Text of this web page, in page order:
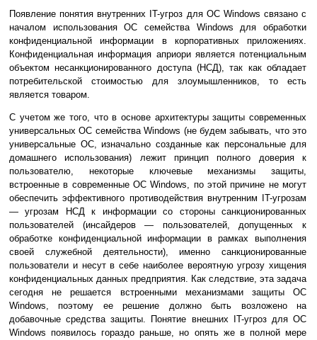
Появление понятия внутренних IT-угроз для ОС Windows связано с
началом использования ОС семейства Windows для обработки
конфиденциальной информации в корпоративных приложениях.
Конфиденциальная информация априори является потенциальным
объектом несанкционированного доступа (НСД), так как обладает
потребительской стоимостью для злоумышленников, то есть
является товаром.
С учетом же того, что в основе архитектуры защиты современных
универсальных ОС семейства Windows (не будем забывать, что это
универсальные ОС, изначально созданные как персональные для
домашнего использования) лежит принцип полного доверия к
пользователю, некоторые ключевые механизмы защиты,
встроенные в современные ОС Windows, по этой причине не могут
обеспечить эффективного противодействия внутренним IT-угрозам
— угрозам НСД к информации со стороны санкционированных
пользователей (инсайдеров — пользователей, допущенных к
обработке конфиденциальной информации в рамках выполнения
своей служебной деятельности), именно санкционированные
пользователи и несут в себе наиболее вероятную угрозу хищения
конфиденциальных данных предприятия. Как следствие, эта задача
сегодня не решается встроенными механизмами защиты ОС
Windows, поэтому ее решение должно быть возложено на
добавочные средства защиты. Понятие внешних IT-угроз для ОС
Windows появилось гораздо раньше, но опять же в полной мере